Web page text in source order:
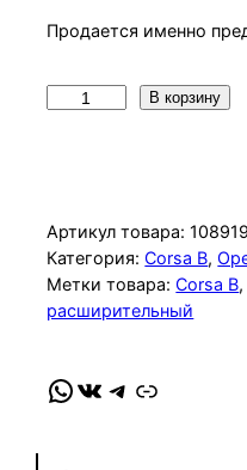
Продается именно
ч
е
с
т
о
т
В корзину
Артикул товара: 108919
Категория:Corsa B,
Метки товара:Corsa B
расширительный
WhatsApp VK Telegram Link